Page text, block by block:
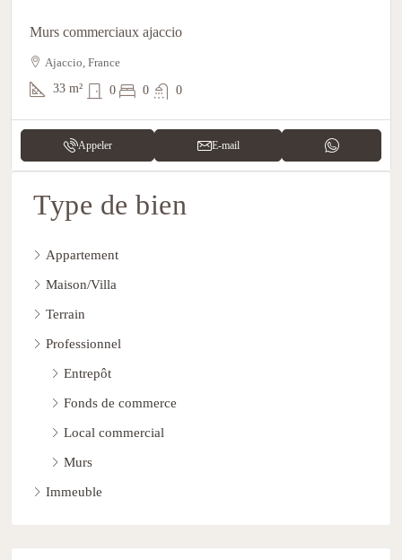
Murs commerciaux ajaccio
Ajaccio, France
33 m² 0 0 0
Appeler E-mail
Type de bien
Appartement
Maison/Villa
Terrain
Professionnel
Entrepôt
Fonds de commerce
Local commercial
Murs
Immeuble